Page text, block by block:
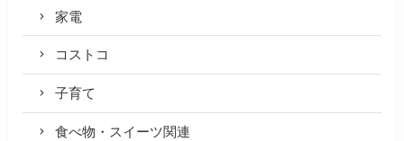
家電
コストコ
子育て
食べ物・スイーツ関連